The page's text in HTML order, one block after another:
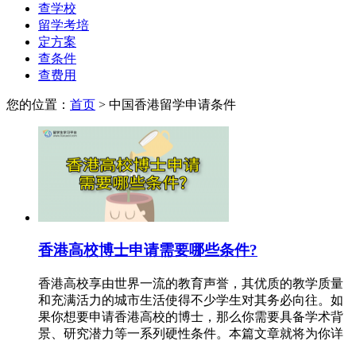
查学校
留学考培
定方案
查条件
查费用
您的位置： 首页 > 中国香港留学申请条件
香港高校博士申请需要哪些条件?
香港高校享由世界一流的教育声誉，其优质的教学质量
和充满活力的城市生活使得不少学生对其务必向往。如
果你想要申请香港高校的博士，那么你需要具备学术背
景、研究潜力等一系列硬性条件。本篇文章就将为你详